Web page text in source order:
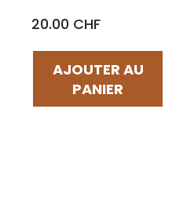
20.00 CHF
AJOUTER AU
PANIER